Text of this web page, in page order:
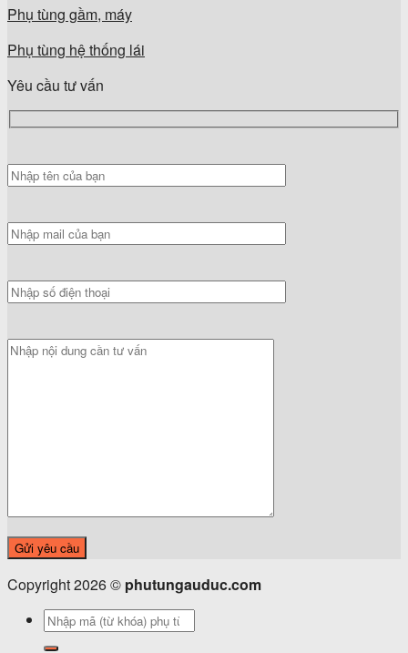
Phụ tùng gầm, máy
Phụ tùng hệ thống lái
Yêu cầu tư vấn
Copyright 2026 © phutungauduc.com
Tìm